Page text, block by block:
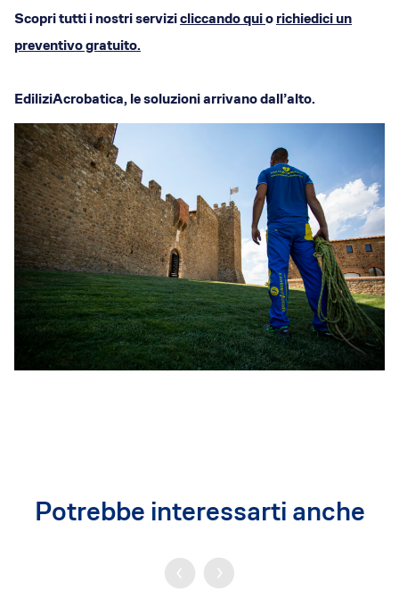
Scopri tutti i nostri servizicliccando quiorichiedici un
preventivo gratuito.
EdiliziAcrobatica, le soluzioni arrivano dall’alto.
Potrebbe interessarti anche